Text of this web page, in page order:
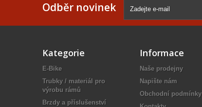
Odběr novinek
Kategorie
E-Bike
Trubky / materiál pro
výrobu rámů
Brzdy a příslušenství
Informace
Naše prodejny
Napište nám
Obchodní podmínky